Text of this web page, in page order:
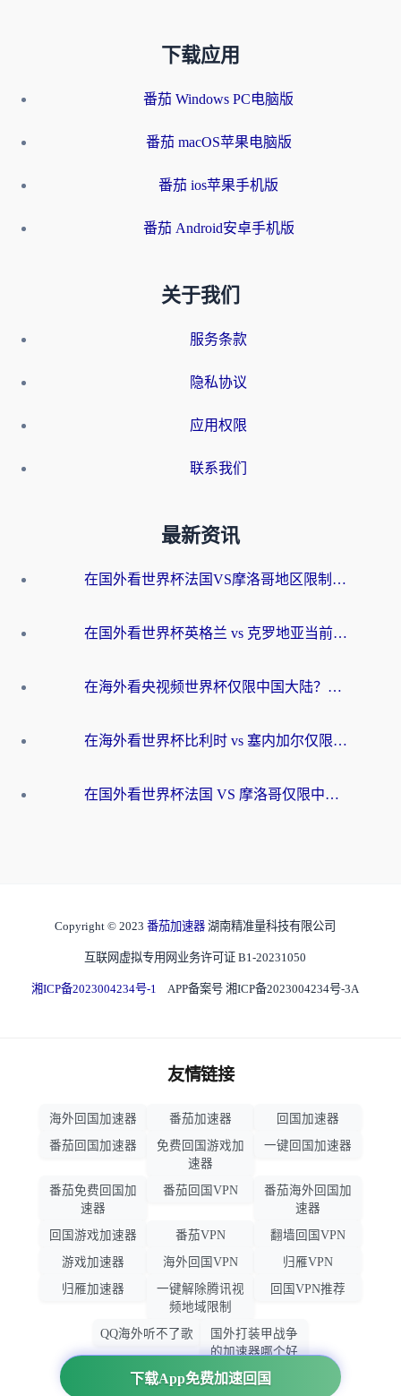
下载应用
番茄 Windows PC电脑版
番茄 macOS苹果电脑版
番茄 ios苹果手机版
番茄 Android安卓手机版
关于我们
服务条款
隐私协议
应用权限
联系我们
最新资讯
在国外看世界杯法国VS摩洛哥地区限制？这篇指南让你流畅看中文解说无压力
在国外看世界杯英格兰 vs 克罗地亚当前地区不可播放？这篇指南帮你搞定所有海外观赛难题
在海外看央视频世界杯仅限中国大陆？这篇指南帮你解锁中文解说+无卡顿直播
在海外看世界杯比利时 vs 塞内加尔仅限中国大陆？我找到了最流畅的中文解说之路
在国外看世界杯法国 VS 摩洛哥仅限中国大陆？海外党这样看中文解说赛事不卡顿
下载App免费加速回国
Copyright © 2023 番茄加速器 湖南精准量科技有限公司
互联网虚拟专用网业务许可证 B1-20231050
湘ICP备2023004234号-1 APP备案号 湘ICP备2023004234号-3A
友情链接
海外回国加速器 番茄加速器
回国加速器
番茄回国加速器
免费回国游戏加
速器
一键回国加速器
番茄免费回国加
速器
番茄回国VPN
番茄海外回国加
速器
回国游戏加速器
番茄VPN
翻墙回国VPN
游戏加速器
海外回国VPN
归雁VPN
归雁加速器
一键解除腾讯视
频地域限制
回国VPN推荐
QQ海外听不了歌
国外打装甲战争
的加速器哪个好
用